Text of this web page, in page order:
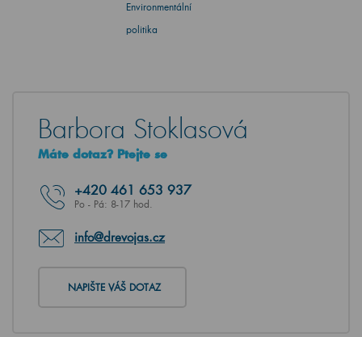
Environmentální
politika
Barbora Stoklasová
Máte dotaz? Ptejte se
+420 461 653 937
Po - Pá: 8-17 hod.
info@drevojas.cz
NAPIŠTE VÁŠ DOTAZ